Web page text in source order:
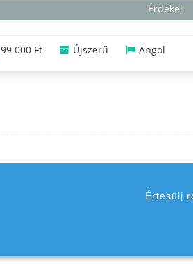
Érdekel
99 000 Ft Újszerű Angol
Értesülj